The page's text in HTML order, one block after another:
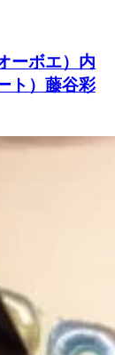
ーボエ）内
ト）藤谷彩